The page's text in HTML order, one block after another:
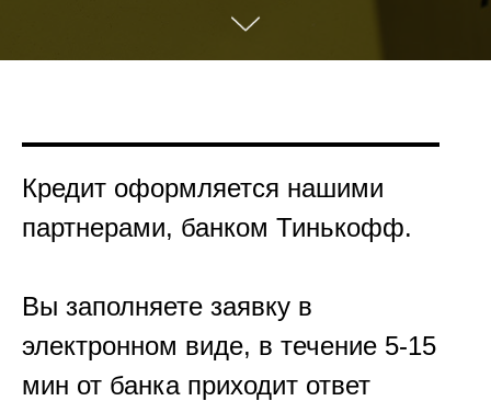
Кредит оформляется нашими
партнерами, банком Тинькофф.
Вы заполняете заявку в
электронном виде, в течение 5-15
мин от банка приходит ответ